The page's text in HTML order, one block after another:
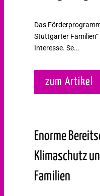
Das
Stuttgarter
Interesse. Se...
zum Artikel
Enorme
Klimaschutz
Familien